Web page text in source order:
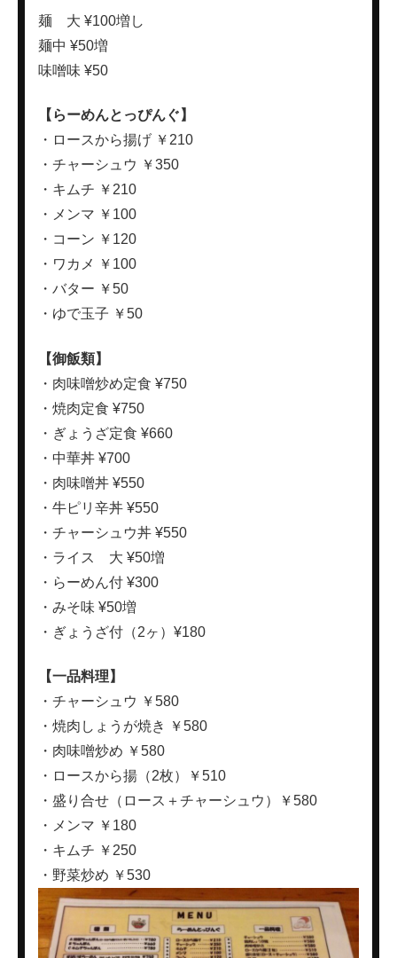
麺 大 ¥100増し
麺中 ¥50増
味噌味 ¥50
【らーめんとっぴんぐ】
・ロースから揚げ ￥210
・チャーシュウ ￥350
・キムチ ￥210
・メンマ ￥100
・コーン ￥120
・ワカメ ￥100
・バター ￥50
・ゆで玉子 ￥50
【御飯類】
・肉味噌炒め定食 ¥750
・焼肉定食 ¥750
・ぎょうざ定食 ¥660
・中華丼 ¥700
・肉味噌丼 ¥550
・牛ピリ辛丼 ¥550
・チャーシュウ丼 ¥550
・ライス 大 ¥50増
・らーめん付 ¥300
・みそ味 ¥50増
・ぎょうざ付（2ヶ）¥180
【一品料理】
・チャーシュウ ￥580
・焼肉しょうが焼き ￥580
・肉味噌炒め ￥580
・ロースから揚（2枚）￥510
・盛り合せ（ロース＋チャーシュウ）￥580
・メンマ ￥180
・キムチ ￥250
・野菜炒め ￥530